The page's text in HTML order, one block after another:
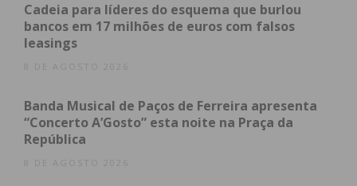
Cadeia para líderes do esquema que burlou
bancos em 17 milhões de euros com falsos
leasings
8 DE AGOSTO 2026
Banda Musical de Paços de Ferreira apresenta
“Concerto A’Gosto” esta noite na Praça da
República
8 DE AGOSTO 2026